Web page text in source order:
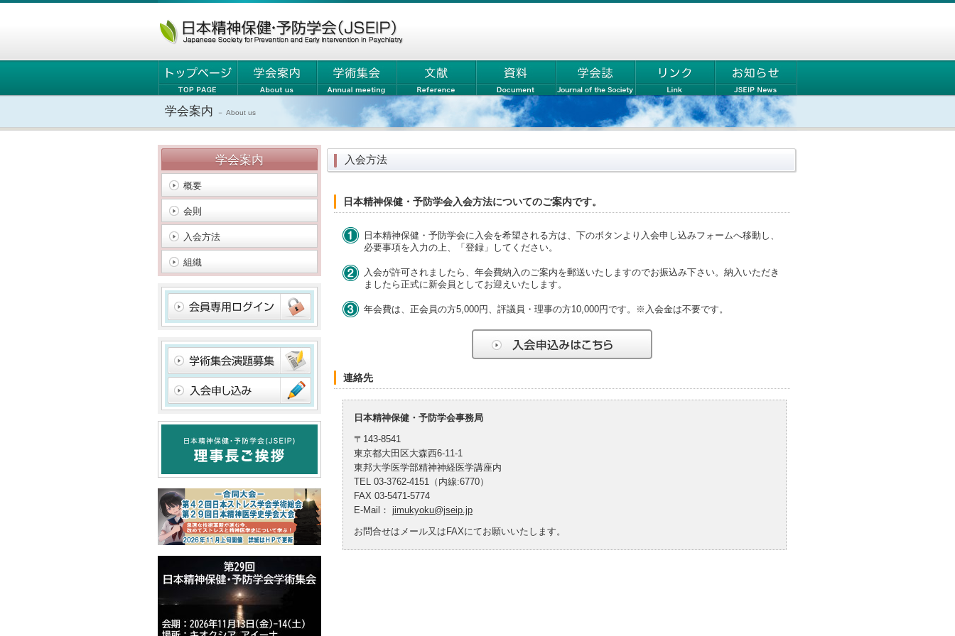
学会案内 － About us
入会方法
日本精神保健・予防学会入会方法についてのご案内です。
日本精神保健・予防学会に入会を希望される方は、下のボタンより入会申し込みフォームへ移動し、
必要事項を入力の上、「登録」してください。
入会が許可されましたら、年会費納入のご案内を郵送いたしますのでお振込み下さい。納入いただき
ましたら正式に新会員としてお迎えいたします。
年会費は、正会員の方5,000円、評議員・理事の方10,000円です。※入会金は不要です。
連絡先
日本精神保健・予防学会事務局
〒143-8541
東京都大田区大森西6-11-1
東邦大学医学部精神神経医学講座内
TEL 03-3762-4151（内線:6770）
FAX 03-5471-5774
E‐Mail： jimukyoku@jseip.jp
お問合せはメール又はFAXにてお願いいたします。
学会案内
概要
会則
入会方法
組織